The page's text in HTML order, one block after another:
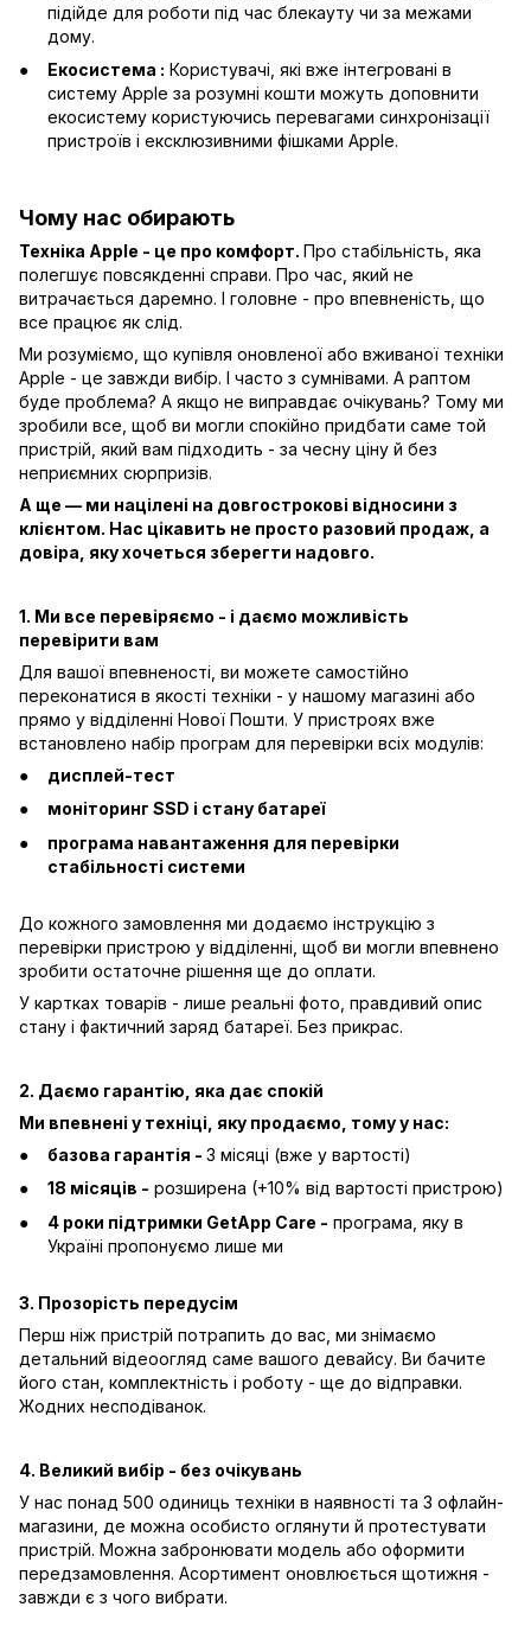
підійде для роботи під час блекауту чи за межами
дому.
Екосистема : Користувачі, які вже інтегровані в
систему Apple за розумні кошти можуть доповнити
екосистему користуючись перевагами синхронізації
пристроїв і ексклюзивними фішками Apple.
Чому нас обирають
Техніка Apple - це про комфорт. Про стабільність, яка
полегшує повсякденні справи. Про час, який не
витрачається даремно. І головне - про впевненість, що
все працює як слід.
Ми розуміємо, що купівля оновленої або вживаної техніки
Apple - це завжди вибір. І часто з сумнівами. А раптом
буде проблема? А якщо не виправдає очікувань? Тому ми
зробили все, щоб ви могли спокійно придбати саме той
пристрій, який вам підходить - за чесну ціну й без
неприємних сюрпризів.
А ще — ми націлені на довгострокові відносини з
клієнтом. Нас цікавить не просто разовий продаж, а
довіра, яку хочеться зберегти надовго.
1. Ми все перевіряємо - і даємо можливість
перевірити вам
Для вашої впевненості, ви можете самостійно
переконатися в якості техніки - у нашому магазині або
прямо у відділенні Нової Пошти. У пристроях вже
встановлено набір програм для перевірки всіх модулів:
дисплей-тест
моніторинг SSD і стану батареї
програма навантаження для перевірки
стабільності системи
До кожного замовлення ми додаємо інструкцію з
перевірки пристрою у відділенні, щоб ви могли впевнено
зробити остаточне рішення ще до оплати.
У картках товарів - лише реальні фото, правдивий опис
стану і фактичний заряд батареї. Без прикрас.
2. Даємо гарантію, яка дає спокій
Ми впевнені у техніці, яку продаємо, тому у нас:
базова гарантія - 3 місяці (вже у вартості)
18 місяців - розширена (+10% від вартості пристрою)
4 роки підтримки GetApp Care - програма, яку в
Україні пропонуємо лише ми
3. Прозорість передусім
Перш ніж пристрій потрапить до вас, ми знімаємо
детальний відеоогляд саме вашого девайсу. Ви бачите
його стан, комплектність і роботу - ще до відправки.
Жодних несподіванок.
4. Великий вибір - без очікувань
У нас понад 500 одиниць техніки в наявності та 3 офлайн-
магазини, де можна особисто оглянути й протестувати
пристрій. Можна забронювати модель або оформити
передзамовлення. Асортимент оновлюється щотижня -
завжди є з чого вибрати.